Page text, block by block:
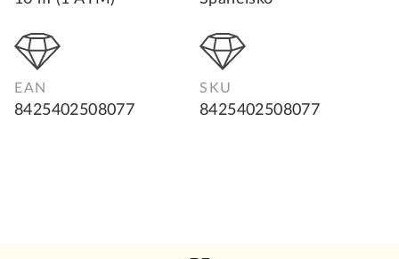
EAN
8425402508077
SKU
8425402508077